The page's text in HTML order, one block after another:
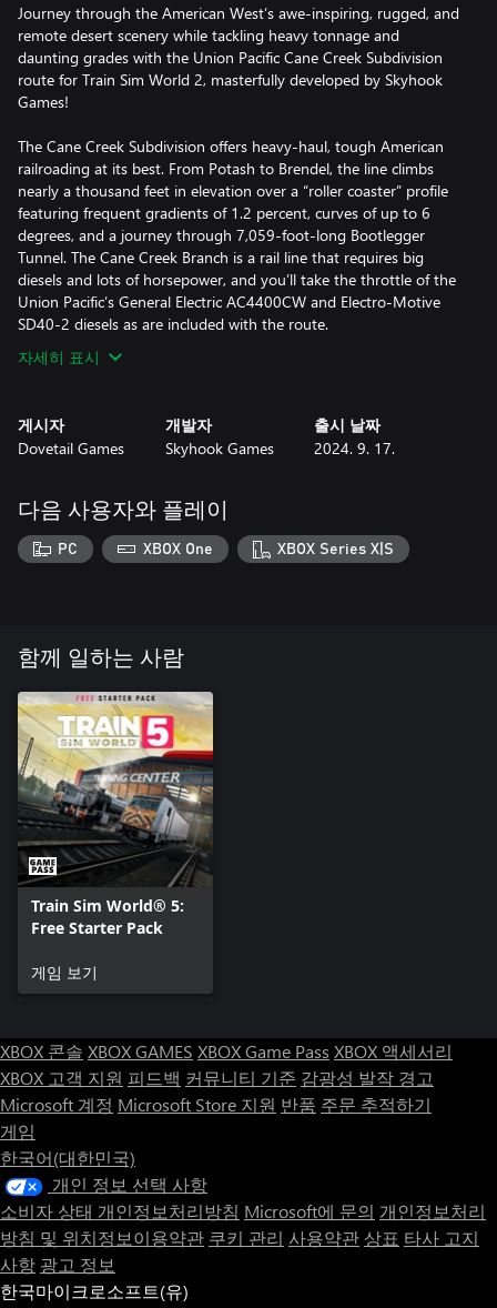
Journey through the American West’s awe-inspiring, rugged, and
remote desert scenery while tackling heavy tonnage and
daunting grades with the Union Pacific Cane Creek Subdivision
route for Train Sim World 2, masterfully developed by Skyhook
Games!
The Cane Creek Subdivision offers heavy-haul, tough American
railroading at its best. From Potash to Brendel, the line climbs
nearly a thousand feet in elevation over a “roller coaster” profile
featuring frequent gradients of 1.2 percent, curves of up to 6
degrees, and a journey through 7,059-foot-long Bootlegger
Tunnel. The Cane Creek Branch is a rail line that requires big
diesels and lots of horsepower, and you’ll take the throttle of the
Union Pacific’s General Electric AC4400CW and Electro-Motive
SD40-2 diesels as are included with the route.
자세히 표시
게시자
Dovetail Games
개발자
Skyhook Games
출시 날짜
2024. 9. 17.
다음 사용자와 플레이
PC XBOX One XBOX Series X|S
함께 일하는 사람
Train Sim World® 5:
Free Starter Pack
게임 보기
XBOX 콘솔 XBOX GAMES XBOX Game Pass XBOX 액세서리
XBOX 고객 지원 피드백 커뮤니티 기준 감광성 발작 경고
Microsoft 계정 Microsoft Store 지원 반품 주문 추적하기
게임
한국어(대한민국)
개인 정보 선택 사항
소비자 상태 개인정보처리방침 Microsoft에 문의 개인정보처리
방침 및 위치정보이용약관 쿠키 관리 사용약관 상표 타사 고지
사항 광고 정보
한국마이크로소프트(유)